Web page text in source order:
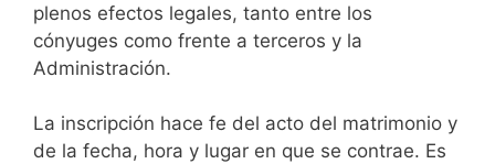
plenos efectos legales, tanto entre los
cónyuges como frente a terceros y la
Administración.
La inscripción hace fe del acto del matrimonio y
de la fecha, hora y lugar en que se contrae. Es